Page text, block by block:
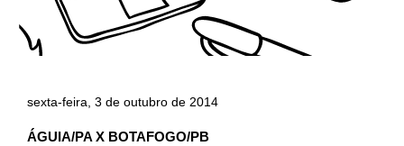
sexta-feira, 3 de outubro de 2014
ÁGUIA/PA X BOTAFOGO/PB